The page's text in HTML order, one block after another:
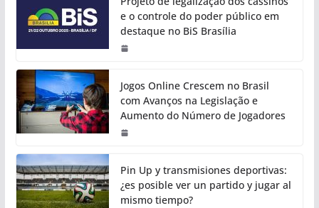
e o controle do poder público em
destaque no BiS Brasília
Jogos Online Crescem no Brasil
com Avanços na Legislação e
Aumento do Número de Jogadores
Pin Up y transmisiones deportivas:
¿es posible ver un partido y jugar al
mismo tiempo?